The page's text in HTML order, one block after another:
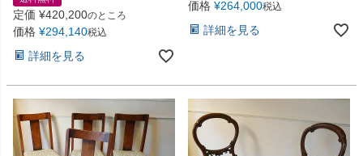
定価 ¥420,200のところ
価格 ¥294,140税込
詳細を見る
価格 ¥264,000税込
詳細を見る